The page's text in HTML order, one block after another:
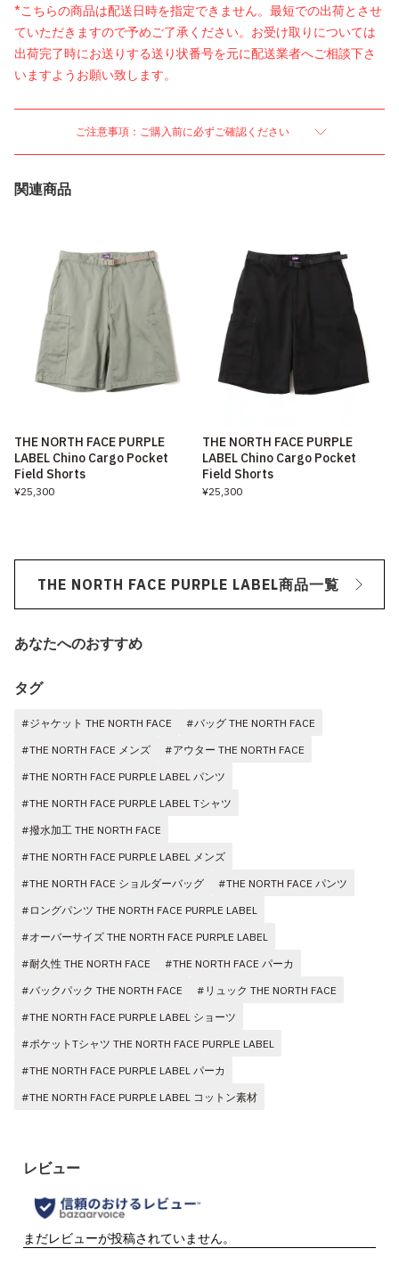
*こちらの商品は配送日時を指定できません。最短での出荷とさせ
ていただきますので予めご了承ください。お受け取りについては
出荷完了時にお送りする送り状番号を元に配送業者へご相談下さ
いますようお願い致します。
ご注意事項：ご購入前に必ずご確認ください
関連商品
THE NORTH FACE PURPLE
LABEL Chino Cargo Pocket
Field Shorts
¥25,300
THE NORTH FACE PURPLE
LABEL Chino Cargo Pocket
Field Shorts
¥25,300
THE NORTH FACE PURPLE LABEL商品一覧
あなたへのおすすめ
タグ
#ジャケット THE NORTH FACE
#バッグ THE NORTH FACE
#THE NORTH FACE メンズ
#アウター THE NORTH FACE
#THE NORTH FACE PURPLE LABEL パンツ
#THE NORTH FACE PURPLE LABEL Tシャツ
#撥水加工 THE NORTH FACE
#THE NORTH FACE PURPLE LABEL メンズ
#THE NORTH FACE ショルダーバッグ
#THE NORTH FACE パンツ
#ロングパンツ THE NORTH FACE PURPLE LABEL
#オーバーサイズ THE NORTH FACE PURPLE LABEL
#耐久性 THE NORTH FACE
#THE NORTH FACE パーカ
#バックパック THE NORTH FACE
#リュック THE NORTH FACE
#THE NORTH FACE PURPLE LABEL ショーツ
#ポケットTシャツ THE NORTH FACE PURPLE LABEL
#THE NORTH FACE PURPLE LABEL パーカ
#THE NORTH FACE PURPLE LABEL コットン素材